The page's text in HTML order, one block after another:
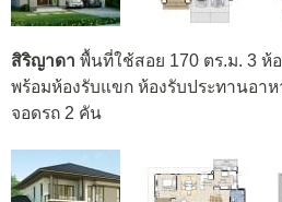
สิริญาดา พื้นที่ใช้สอย 170 ตร.ม. 3 ห้
พร้อมห้องรับแขก ห้องรับประทานอา
จอดรถ 2 คัน